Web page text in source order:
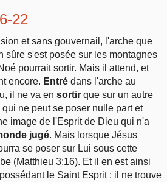
22
et sans gouvernail, l'arche que
sûre s'est posée sur les montagnes
pourrait sortir. Mais il attend, et
encore. Entré dans l'arche au
il ne va en sortir que sur un autre
ne peut se poser nulle part et
image de l'Esprit de Dieu qui n'a
jugé. Mais lorsque Jésus
se poser sur Lui sous cette
(Matthieu 3:16). Et il en est ainsi
le Saint Esprit : il ne trouve